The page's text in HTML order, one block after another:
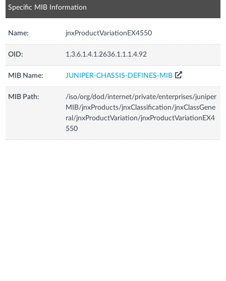
Specific MIB Information
Name: jnxProductVariationEX4550
OID: 1.3.6.1.4.1.2636.1.1.1.4.92
MIB Name: JUNIPER-CHASSIS-DEFINES-MIB
MIB Path:
/iso/org/dod/internet/private/enterprises/juniper
MIB/jnxProducts/jnxClassification/jnxClassGene
ral/jnxProductVariation/jnxProductVariationEX4
550